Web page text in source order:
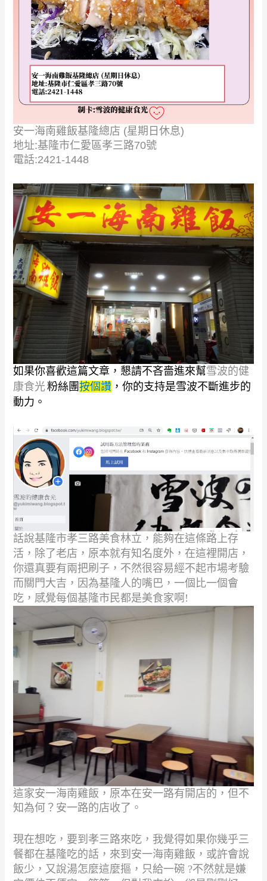
安一海南雞飯基隆總店 (星期日休息)
地址:基隆市仁愛區孝三路70號
電話:2421-1448
如果你喜歡這篇文章， 懇請不吝嗇進來幫雪波的健
康食光粉絲團按個讚 ，你的支持是雪波不斷進步的
動力。
話說基隆市孝三路美食林立，能夠在這條路上存
活，除了老店，原本就有知名度外， 在這裡開店，
你還真要有兩把刷子，不然很容易經不起市場考驗
而關門大吉， 因為基隆人的嘴巴，一個比一個會
吃，感覺每個基隆市民都是美食家啊 !
這家安一海南雞飯，原本在安一路有開店的，但不
知為何？安一路的店收了。
現在想吃，要到孝三路來吃，我覺得如果你幾乎三
餐都在基隆吃的話， 來到安一海南雞飯，或許會說
飯少，又說湯怎麼這麼摳，只給一碗 ?不然就是嫌